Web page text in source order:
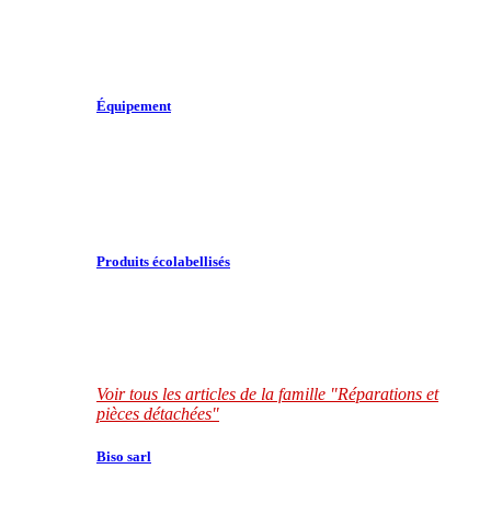
Équipement
Produits écolabellisés
Voir tous les articles de la famille "Réparations et
pièces détachées"
Biso sarl